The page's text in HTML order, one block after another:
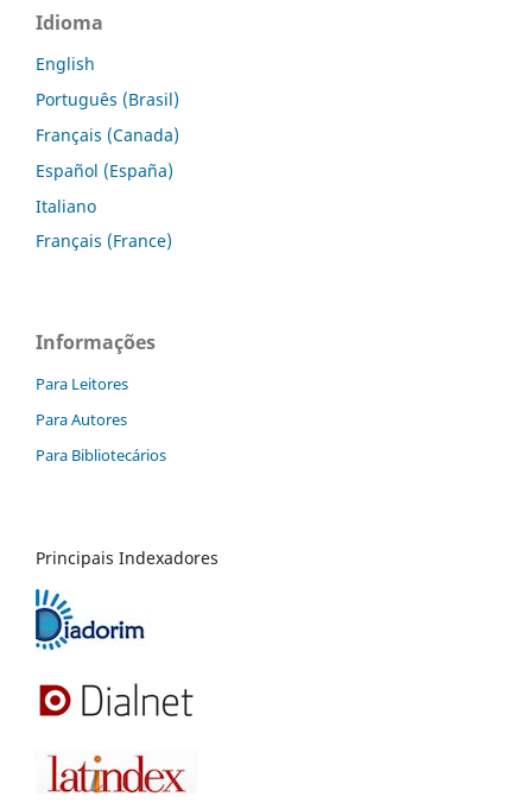
Idioma
English
Português (Brasil)
Français (Canada)
Español (España)
Italiano
Français (France)
Informações
Para Leitores
Para Autores
Para Bibliotecários
Principais Indexadores